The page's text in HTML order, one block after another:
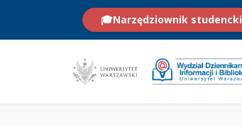
🎓Narzędziownik studencki